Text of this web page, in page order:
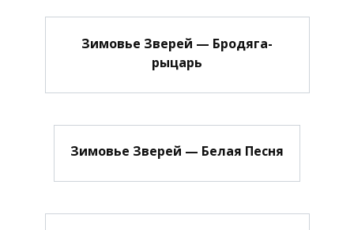
Зимовье Зверей — Бродяга-
рыцарь
Зимовье Зверей — Белая Песня